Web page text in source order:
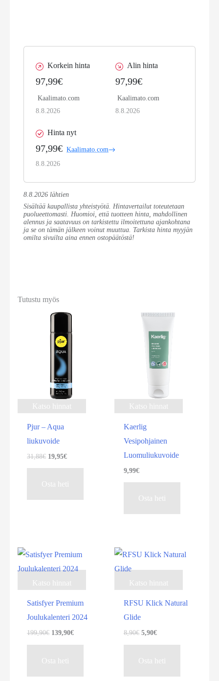
Korkein hinta
97,99€
Kaalimato.com
8.8.2026
Alin hinta
97,99€
Kaalimato.com
8.8.2026
Hinta nyt
97,99€ Kaalimato.com
8.8.2026
8.8.2026 lähtien
Sisältää kaupallista yhteistyötä. Hintavertailut toteutetaan
puolueettomasti. Huomioi, että tuotteen hinta, mahdollinen
alennus ja saatavuus on tarkistettu ilmoitettuna ajankohtana
ja se on tämän jälkeen voinut muuttua. Tarkista hinta myyjän
omilta sivuilta aina ennen ostopäätöstä!
Tutustu myös
Katso hinnat
Pjur – Aqua
liukuvoide
31,88€ Alkuperäinen
31,88€.
19,95€Nykyinen
Osta heti
Katso hinnat
Kaerlig
Vesipohjainen
Luomuliukuvoide
9,99€
Osta heti
Katso hinnat
Satisfyer Premium
Joulukalenteri 2024
199,90€ Alkuperäinen
199,90€.
139,90€Nykyinen
Osta heti
Katso hinnat
RFSU Klick Natural
Glide
8,90€ Alkuperäinen
8,90€.
5,90€Nykyinen
5,90€.
Osta heti